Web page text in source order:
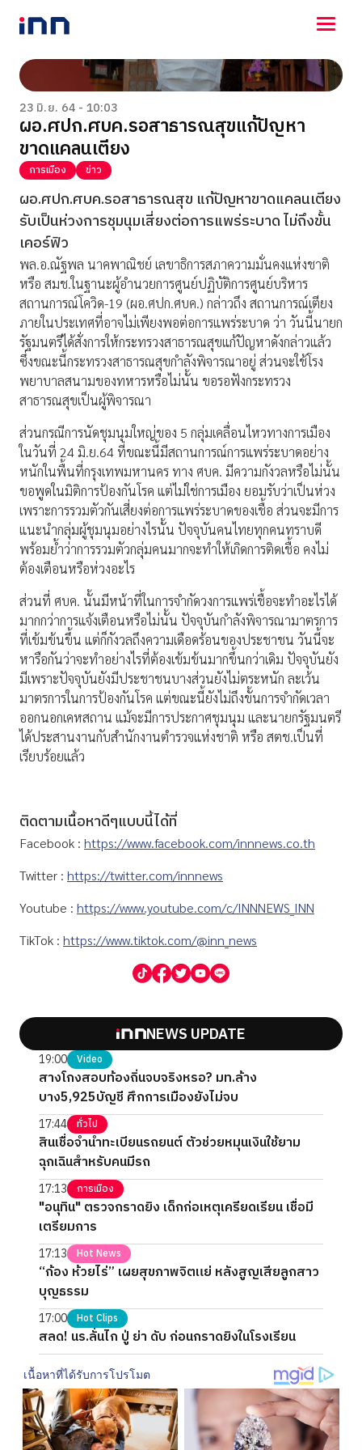
NEWS
ENTERTAINMENT
LIFESTYLE
HOROSCOPE
LOTTERY
VIDEO
ร่วมด้วยช่วยกัน
23 มิ.ย. 64 - 10:03
ผอ.ศปก.ศบค.รอสาธารณสุขแก้ปัญหา
ขาดแคลนเตียง
การเมือง ข่าว
ผอ.ศปก.ศบค.รอสาธารณสุข แก้ปัญหาขาดแคลนเตียง
รับเป็นห่วงการชุมนุมเสี่ยงต่อการแพร่ระบาด ไม่ถึงขั้น
เคอร์ฟิว
พล.อ.ณัฐพล นาคพาณิชย์ เลขาธิการสภาความมั่นคงแห่งชาติ
หรือ สมช.ในฐานะผู้อำนวยการศูนย์ปฏิบัติการศูนย์บริหาร
สถานการณ์โควิด-19 (ผอ.ศปก.ศบค.) กล่าวถึง สถานการณ์เตียง
ภายในประเทศที่อาจไม่เพียงพอต่อการแพร่ระบาด ว่า วันนี้นายก
รัฐมนตรีได้สั่งการให้กระทรวงสาธารณสุขแก้ปัญหาดังกล่าวแล้ว
ซึ่งขณะนี้กระทรวงสาธารณสุขกำลังพิจารณาอยู่ ส่วนจะใช้โรง
พยาบาลสนามของทหารหรือไม่นั้น ขอรอฟังกระทรวง
สาธารณสุขเป็นผู้พิจารณา
ส่วนกรณีการนัดชุมนุมใหญ่ของ 5 กลุ่มเคลื่อนไหวทางการเมือง
ในวันที่ 24 มิ.ย.64 ที่ขณะนี้มีสถานการณ์การแพร่ระบาดอย่าง
หนักในพื้นที่กรุงเทพมหานคร ทาง ศบค. มีความกังวลหรือไม่นั้น
ขอพูดในมิติการป้องกันโรค แต่ไม่ใช่การเมือง ยอมรับว่าเป็นห่วง
เพราะการรวมตัวกันเสี่ยงต่อการแพร่ระบาดของเชื้อ ส่วนจะมีการ
แนะนำกลุ่มผู้ชุมนุมอย่างไรนั้น ปัจจุบันคนไทยทุกคนทราบดี
พร้อมย้ำว่าการรวมตัวกลุ่มคนมากจะทำให้เกิดการติดเชื้อ คงไม่
ต้องเตือนหรือห่วงอะไร
ส่วนที่ ศบค. นั้นมีหน้าที่ในการจำกัดวงการแพร่เชื้อจะทำอะไรได้
มากกว่าการแจ้งเตือนหรือไม่นั้น ปัจจุบันกำลังพิจารณามาตรการ
ที่เข้มข้นขึ้น แต่ก็กังวลถึงความเดือดร้อนของประชาชน วันนี้จะ
หารือกันว่าจะทำอย่างไรที่ต้องเข้มข้นมากขึ้นกว่าเดิม ปัจจุบันยัง
มีเพราะปัจจุบันยังมีประชาชนบางส่วนยังไม่ตระหนัก ละเว้น
มาตรการในการป้องกันโรค แต่ขณะนี้ยังไม่ถึงขั้นการจำกัดเวลา
ออกนอกเคหสถาน แม้จะมีการประกาศชุมนุม และนายกรัฐมนตรี
ได้ประสานงานกับสำนักงานตำรวจแห่งชาติ หรือ สตช.เป็นที่
เรียบร้อยแล้ว
ติดตามเนื้อหาดีๆแบบนี้ได้ที่
Facebook : https://www.facebook.com/innnews.co.th
Twitter : https://twitter.com/innnews
Youtube : https://www.youtube.com/c/INNNEWS_INN
TikTok : https://www.tiktok.com/@inn_news
NEWS UPDATE
19:00 Video
สางโกงสอบท้องถิ่นจบจริงหรอ? มท.ล้าง
บาง5,925บัญชี ศึกการเมืองยังไม่จบ
17:44 ทั่วไป
สินเชื่อจำนำทะเบียนรถยนต์ ตัวช่วยหมุนเงินใช้ยาม
ฉุกเฉินสำหรับคนมีรถ
17:13 การเมือง
"อนุทิน" ตรวจกราดยิง เด็กก่อเหตุเครียดเรียน เชื่อมี
เตรียมการ
17:13 Hot News
“ก้อง ห้วยไร่” เผยสุขภาพจิตแย่ หลังสูญเสียลูกสาว
บุญธรรม
17:00 Hot Clips
สลด! นร.ลั่นไก ปู่ ย่า ดับ ก่อนกราดยิงในโรงเรียน